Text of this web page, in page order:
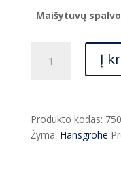
Maišytuvų
kiekis:
Hansgrohe
Vivenis
75050
Į
Produkto kodas:
Žyma: Hansgrohe